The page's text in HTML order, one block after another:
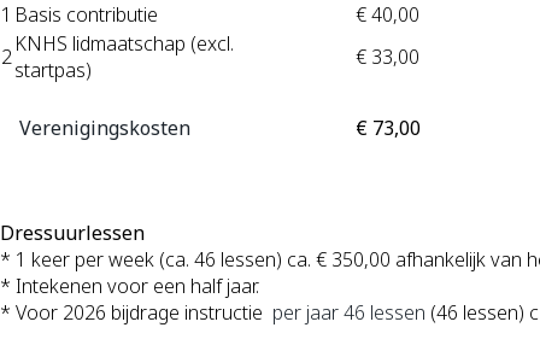
1 Basis contributie
€ 40,00
2KNHS lidmaatschap (excl.
startpas)
€ 33,00
Verenigingskosten € 73,00
Dressuurlessen
* 1 keer per week (ca. 46 lessen) ca. € 350,00 afhankelijk van
* Intekenen voor een half jaar.
* Voor 2026 bijdrage instructie per jaar 46 lessen (46 lessen)